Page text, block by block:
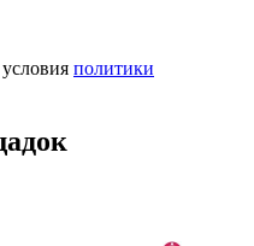
политики